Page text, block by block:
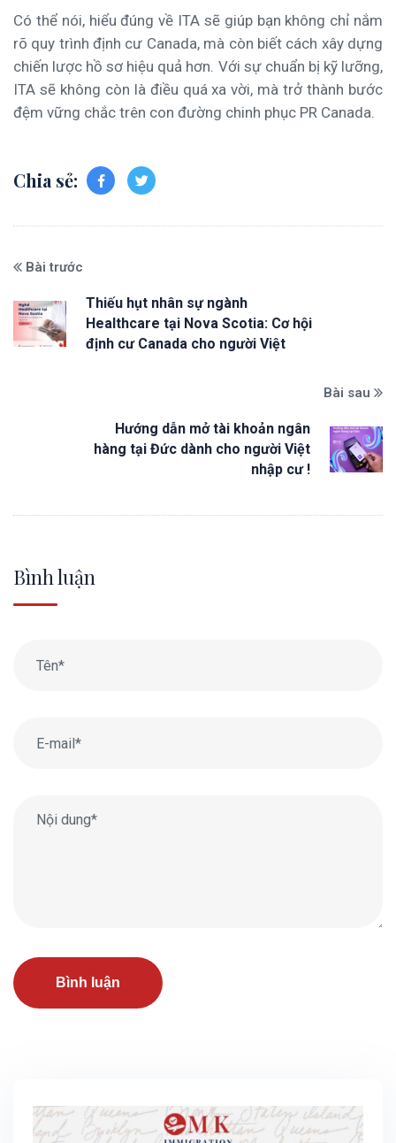
Có thể nói, hiểu đúng về ITA sẽ giúp bạn không chỉ nắm
rõ quy trình định cư Canada, mà còn biết cách xây dựng
chiến lược hồ sơ hiệu quả hơn. Với sự chuẩn bị kỹ lưỡng,
ITA sẽ không còn là điều quá xa vời, mà trở thành bước
đệm vững chắc trên con đường chinh phục PR Canada.
Chia sẻ:
Bài trước
Thiếu hụt nhân sự ngành
Healthcare tại Nova Scotia: Cơ hội
định cư Canada cho người Việt
Bài sau
Hướng dẫn mở tài khoản ngân
hàng tại Đức dành cho người Việt
nhập cư !
Bình luận